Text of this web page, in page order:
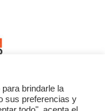
brindarle la
sus preferencias y